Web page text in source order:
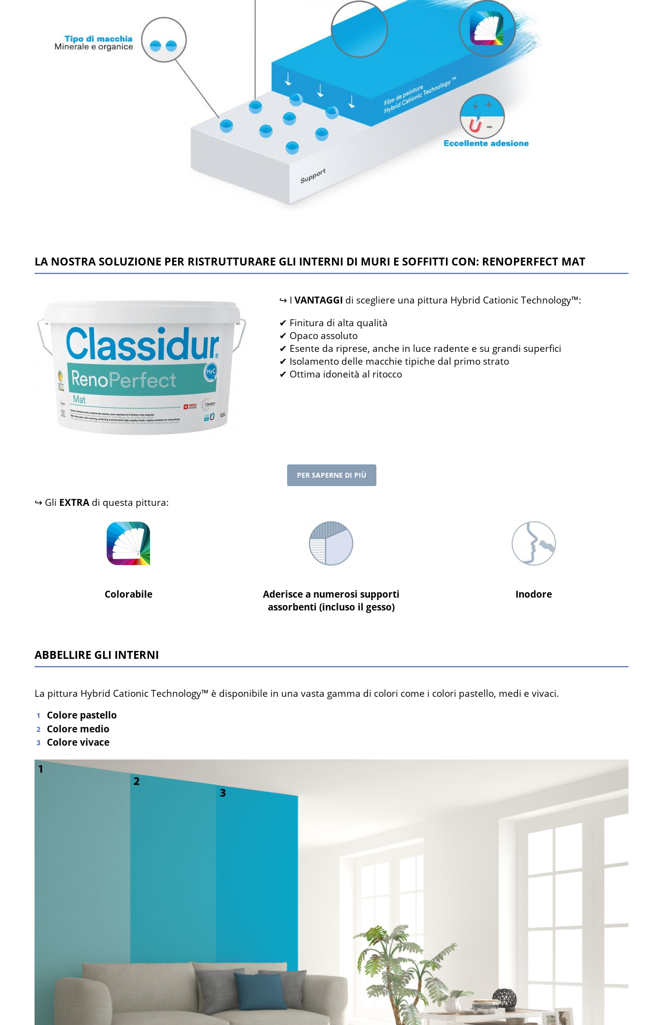
LA NOSTRA SOLUZIONE PER RISTRUTTURARE GLI INTERNI DI MURI E SOFFITTI CON: RENOPERFECT MAT
↪ IVANTAGGI di scegliere una pittura Hybrid Cationic Technology™:
✔ Finitura di alta qualità
✔ Opaco assoluto
✔ Esente da riprese, anche in luce radente e su grandi superfici
✔ Isolamento delle macchie tipiche dal primo strato
✔ Ottima idoneità al ritocco
PER SAPERNE DI PIÙ
↪ Gli EXTRA di questa pittura:
Colorabile
Aderisce a numerosi supporti
assorbenti (incluso il gesso)
Inodore
Abbellire gli interni
La pittura Hybrid Cationic Technology™ è disponibile in una vasta gamma di colori come i colori pastello, medi e vivaci.
Colore pastello
Colore medio
Colore vivace